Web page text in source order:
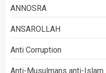
ANNOSRA
ANSAROLLAH
Anti Corruption
Anti-Musulmans anti-Islam